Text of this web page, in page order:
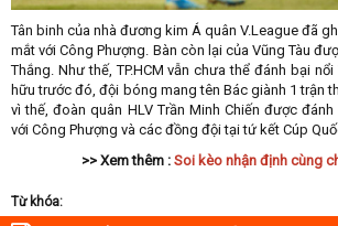
Tân binh của nhà đương kim Á quân V.League đã
mắt với Công Phượng. Bàn còn lại của Vũng Tàu
Thắng. Như thế, TP.HCM vẫn chưa thể đánh bại
hữu trước đó, đội bóng mang tên Bác giành 1 trận
vì thế, đoàn quân HLV Trần Minh Chiến được
với Công Phượng và các đồng đội tại tứ kết Cúp
>> Xem thêm : Soi kèo nhận định cùng
Từ khóa: